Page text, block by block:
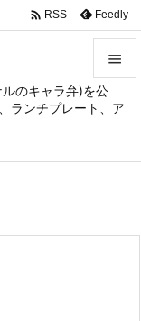
のキャラ弁)を公
ランチプレート、ア


メニュ
サイド

 RSS Feedly